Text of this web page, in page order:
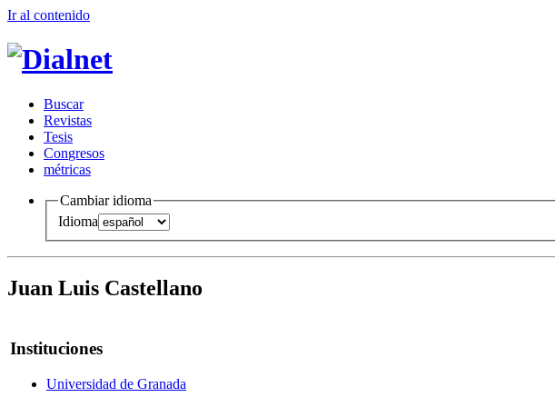
Ir al contenido
Buscar
Revistas
Tesis
Congresos
métricas
Cambiar idioma
Idioma
Juan Luis Castellano
Instituciones
Universidad de Granada